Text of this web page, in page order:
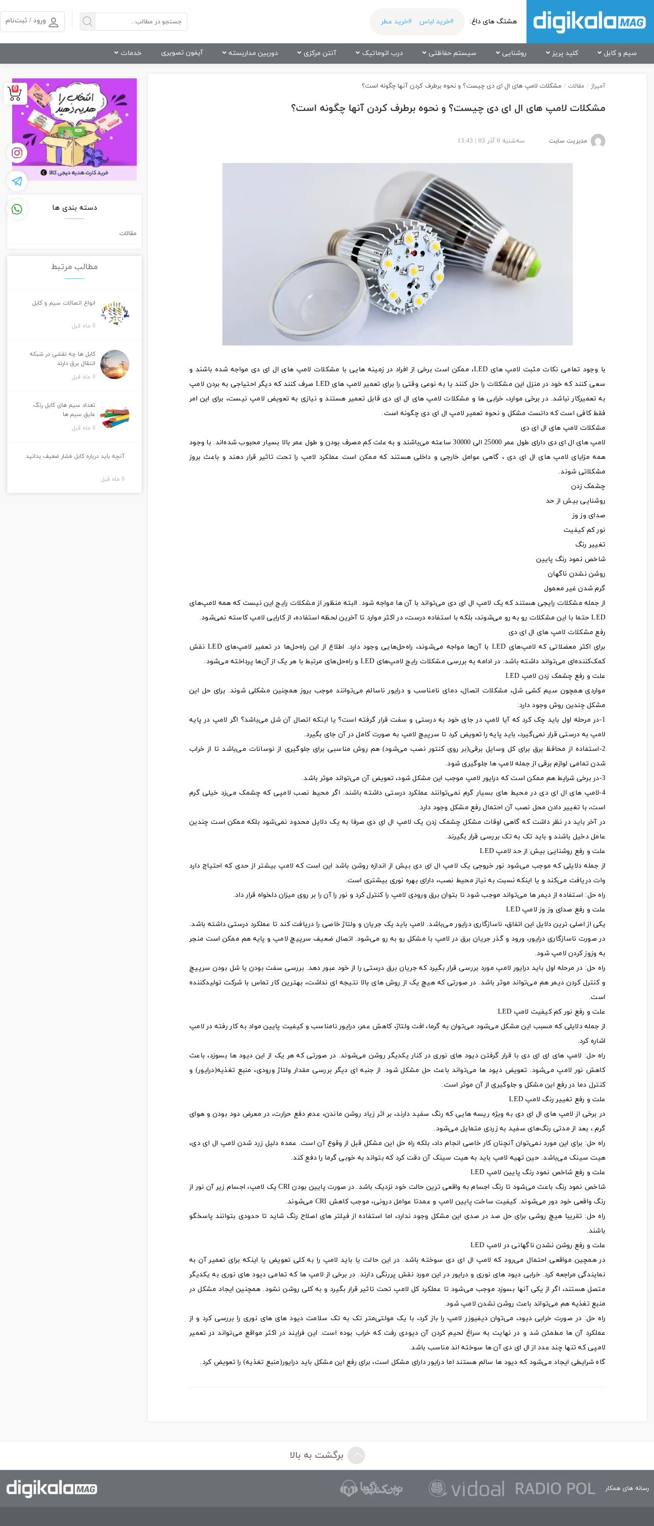
هشتگ های داغ: #خرید لباس #خرید عطر ورود / ثبت‌نام
سیم و کابل کلید پریز روشنایی سیستم حفاظتی درب اتوماتیک آنتن مرکزی دوربین مداربسته آیفون تصویری خدمات
آمپراژ / مقالات / مشکلات لامپ های ال ای دی چیست؟ و نحوه برطرف کردن آنها چگونه است؟
مشکلات لامپ های ال ای دی چیست؟ و نحوه برطرف کردن آنها چگونه است؟
مدیریت سایت سه‌شنبه 6 آذر 03 | 13:43
با وجود تمامی نکات مثبت لامپ های LED، ممکن است برخی از افراد در زمینه هایی با مشکلات لامپ های ال ای دی مواجه شده باشند و
سعی کنند که خود در منزل این مشکلات را حل کنند یا به نوعی وقتی را برای تعمیر لامپ های LED صرف کنند که دیگر احتیاجی به بردن لامپ
به تعمیرکار نباشد. در برخی موارد، خرابی ها و مشکلات لامپ های ال ای دی قابل تعمیر هستند و نیازی به تعویض لامپ نیست، برای این امر
فقط کافی است که دانست مشکل و نحوه تعمیر لامپ ال ای دی چگونه است.
مشکلات لامپ های ال ای دی
لامپ های ال ای دی دارای طول عمر 25000 الی 30000 ساعته می‌باشند و به علت کم مصرف بودن و طول عمر بالا بسیار محبوب شده‌اند. با وجود
همه‌ مزایای لامپ های ال ای دی ، گاهی عوامل خارجی و داخلی هستند که ممکن است عملکرد لامپ را تحت تاثیر قرار دهند و باعث بروز
مشکلاتی شوند.
چشمک زدن
روشنایی بیش از حد
صدای وز وز
نور کم کیفیت
تغییر رنگ
شاخص نمود رنگ پایین
روشن نشدن ناگهان
گرم شدن غیر معمول
از جمله مشکلات رایجی هستند که یک لامپ ال ای دی می‌تواند با آن ها مواجه شود. البته منظور از مشکلات رایج این نیست که همه لامپ‌های
LED حتما با این مشکلات رو به رو می‌شوند، بلکه با استفاده درست، در اکثر موارد تا آخرین لحظه استفاده، از کارایی لامپ کاسته نمی‌شود.
رفع مشکلات لامپ های ال ای دی
برای اکثر معضلاتی که لامپ‌های LED با آن‌ها مواجه می‌شوند، راه‌حل‌هایی وجود دارد. اطلاع از این راه‌حل‌ها در تعمیر لامپ‌های LED نقش
کمک‌کننده‌ای می‌تواند داشته باشد. در ادامه به بررسی مشکلات رایج لامپ‌های LED و راه‌حل‌های مرتبط با هر یک از آن‌ها پرداخته می‌شود.
علت و رفع چشمک زدن لامپ LED
مواردی همچون سیم کشی شل،‌ مشکلات اتصال، دمای نامناسب و درایور ناسالم می‌توانند موجب بروز همچنین مشکلی شوند. برای حل این
مشکل چندین روش وجود دارد:
1-در مرحله اول باید چک کرد که آیا لامپ در جای خود به درستی و سفت قرار گرفته است؟ یا اینکه اتصال آن شل می‌باشد؟ اگر لامپ در پایه
لامپ به درستی قرار نمی‌گیرد، باید پایه را تعویض کرد تا سرپیچ لامپ به صورت کامل در آن جای بگیرد.
2-استفاده از محافظ برق برای کل وسایل برقی(بر روی کنتور نصب می‌شود) هم روش مناسبی برای جلوگیری از نوسانات می‌باشد تا از خراب
شدن تمامی لوازم برقی از جمله لامپ ها جلوگیری شود.
3-در برخی شرایط هم ممکن است که درایور لامپ موجب این مشکل شود، تعویض آن می‌تواند موثر باشد.
4-لامپ های ال ای دی در محیط های بسیار گرم نمی‌توانند عملکرد درستی داشته باشند. اگر محیط نصب لامپی که چشمک می‌زد خیلی گرم
است، با تغییر دادن محل نصب آن احتمال رفع مشکل وجود دارد.
در آخر باید در نظر داشت که گاهی اوقات مشکل چشمک زدن یک لامپ ال ای دی صرفا به یک دلایل محدود نمی‌شود بلکه ممکن است چندین
عامل دخیل باشند و باید تک به تک بررسی قرار بگیرند.
علت و رفع روشنایی بیش از حد لامپ LED
از جمله دلایلی که موجب می‌شود نور خروجی یک لامپ ال ای دی بیش از اندازه روشن باشد این است که لامپ بیشتر از حدی که احتیاج دارد
وات دریافت می‌کند و یا اینکه نسبت به نیاز محیط نصب، دارای بهره نوری بیشتری است.
راه حل: استفاده از دیمر ها می‌تواند موجب شود تا بتوان برق ورودی لامپ را کنترل کرد و نور را آن را بر روی میزان دلخواه قرار داد.
علت و رفع صدای وز وز لامپ LED
یکی از اصلی ترین دلایل این اتفاق، ناسازگاری درایور می‌باشد. لامپ باید یک جریان و ولتاژ خاصی را دریافت کند تا عملکرد درستی داشته باشد.
در صورت ناسازگاری درایور، ورود و گذر جریان برق در لامپ با مشکل رو به رو می‌شود. اتصال ضعیف سرپیچ لامپ و پایه هم ممکن است منجر
به وزوز کردن لامپ شود.
راه حل: در مرحله اول باید درایور لامپ مورد بررسی قرار بگیرد که جریان برق درستی را از خود عبور دهد. بررسی سفت بودن یا شل بودن سرپیچ
و کنترل کردن دیمر هم می‌تواند موثر باشد. در صورتی که هیچ یک از روش های بالا نتیجه ای نداشت، بهترین کار تماس با شرکت تولیدکننده
است.
علت و رفع نور کم کیفیت لامپ LED
از جمله دلایلی که مسبب این مشکل می‌شود می‌توان به گرما، افت ولتاژ، کاهش عمر،‌ درایور نامناسب و کیفیت پایین مواد به کار رفته در لامپ
اشاره کرد.
راه حل: لامپ های ای ای دی با قرار گرفتن دیود های نوری در کنار یکدیگر روشن می‌شوند. در صورتی که هر یک از این دیود ها بسوزد، باعث
کاهش نور لامپ می‌شود. تعویض دیود ها می‌تواند باعث حل مشکل شود. از جنبه ای دیگر بررسی مقدار ولتاژ ورودی، منبع تغذیه(درایور) و
کنترل دما در رفع این مشکل و جلوگیری از آن موثر است.
علت و رفع تغییر رنگ لامپ LED
در برخی از لامپ های ال ای دی به ویژه ریسه هایی که رنگ سفید دارند، بر اثر زیاد روشن ماندن، عدم دفع حرارت، در معرض دود بودن و هوای
گرم ، بعد از مدتی رنگ‌های سفید به زردی متمایل می‌شود.
راه حل: برای این مورد نمی‌توان آنچنان کار خاصی انجام داد، بلکه راه حل این مشکل قبل از وقوع آن است. عمده دلیل زرد شدن لامپ ال ای دی،
هیت سینک می‌باشد. حین تهیه لامپ باید به هیت سینک آن دقت کرد که بتواند به خوبی گرما را دفع کند.
علت و رفع شاخص نمود رنگ پایین لامپ LED
شاخص نمود رنگ باعث می‌شود تا رنگ اجسام به واقعی ترین حالت خود نزدیک باشد. در صورت پایین بودن CRI یک لامپ، اجسام زیر آن نور از
رنگ واقعی خود دور می‌شوند. کیفیت ساخت پایین لامپ و عمدتا عوامل درونی، موجب کاهش CRI می‌شوند.
راه حل: تقریبا هیچ روشی برای حل صد در صدی این مشکل وجود ندارد، اما استفاده از فیلتر های اصلاح رنگ شاید تا حدودی بتوانند پاسخگو
باشند.
علت و رفع روشن نشدن ناگهانی در لامپ LED
در همچین مواقعی احتمال می‌رود که لامپ ال ای دی سوخته باشد. در این حالت یا باید لامپ را به کلی تعویض یا اینکه برای تعمیر آن به
نمایندگی مراجعه کرد. خرابی دیود های نوری و درایور در این مورد نقش پررنگی دارند. در برخی از لامپ ها که تمامی دیود های نوری به یکدیگر
متصل هستند، اگر از یکی آنها بسوزد موجب می‌شود تا عملکرد کل لامپ تحت تاثیر قرار بگیرد و به کلی روشن نشود. همچنین ایجاد مشکل در
منبع تغذیه هم می‌تواند باعث روشن نشدن لامپ شود.
راه حل: در صورت خرابی دیود، می‌توان دیفیوزر لامپ را باز کرد، با یک مولتی‌متر تک به تک سلامت دیود های های نوری را بررسی کرد و از
عملکرد آن ها مطمئن شد و در نهایت به سراغ لحیم کردن آن دیودی رفت که خراب بوده است. این فرایند در اکثر مواقع می‌تواند در تعمیر
لامپی که تنها چند عدد از ال ای دی آن ها سوخته اند مناسب باشد.
گاه شرایطی ایجاد می‌شود که دیود ها سالم هستند اما درایور دارای مشکل است، برای رفع این مشکل باید درایور(منبع تغذیه) را تعویض کرد.
دسته بندی ها
مقالات
مطالب مرتبط
انواع اتصالات سیم و کابل
8 ماه قبل
کابل ها چه نقشی در شبکه
انتقال برق دارند
8 ماه قبل
تعداد سیم های کابل رنگ
عایق سیم ها
8 ماه قبل
آنچه باید درباره کابل فشار ضعیف بدانید
8 ماه قبل
برگشت به بالا
رسانه های همکار
0